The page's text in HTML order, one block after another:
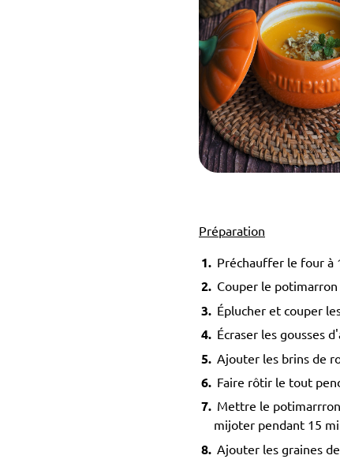
Préparation
Préchauffer le four à
Couper le
Éplucher et couper
Écraser les gousses
Ajouter les brins de
Faire rôtir le tout
Mettre le
mijoter pendant 15
Ajouter les graines